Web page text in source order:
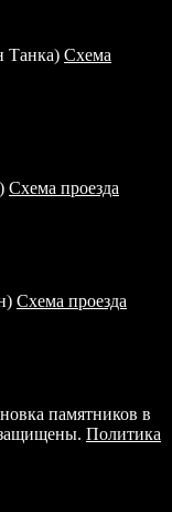
Танка) Схема
Схема проезда
Схема проезда
памятников в
Политика